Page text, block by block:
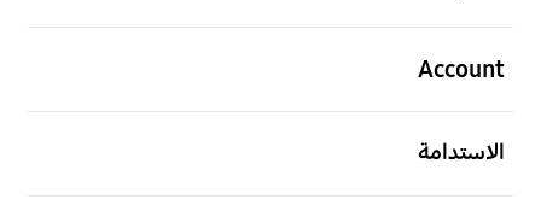
Account
الاستدامة